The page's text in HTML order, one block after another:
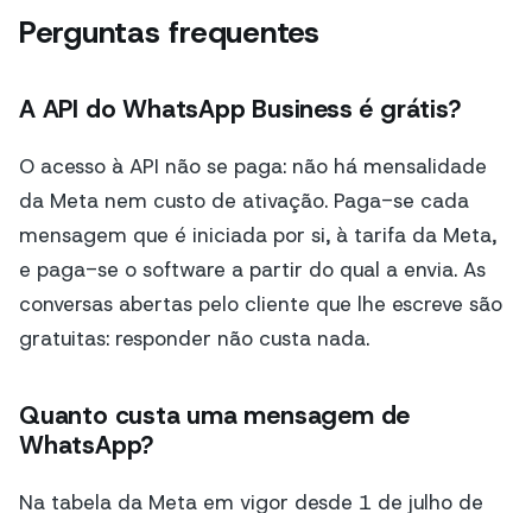
Perguntas frequentes
A API do WhatsApp Business é grátis?
O acesso à API não se paga: não há mensalidade
da Meta nem custo de ativação. Paga-se cada
mensagem que é iniciada por si, à tarifa da Meta,
e paga-se o software a partir do qual a envia. As
conversas abertas pelo cliente que lhe escreve são
gratuitas: responder não custa nada.
Quanto custa uma mensagem de
WhatsApp?
Na tabela da Meta em vigor desde 1 de julho de